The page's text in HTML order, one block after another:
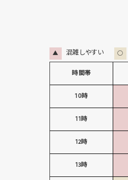
▲ 混雑しやすい ○
時間帯
10時
11時
12時
13時